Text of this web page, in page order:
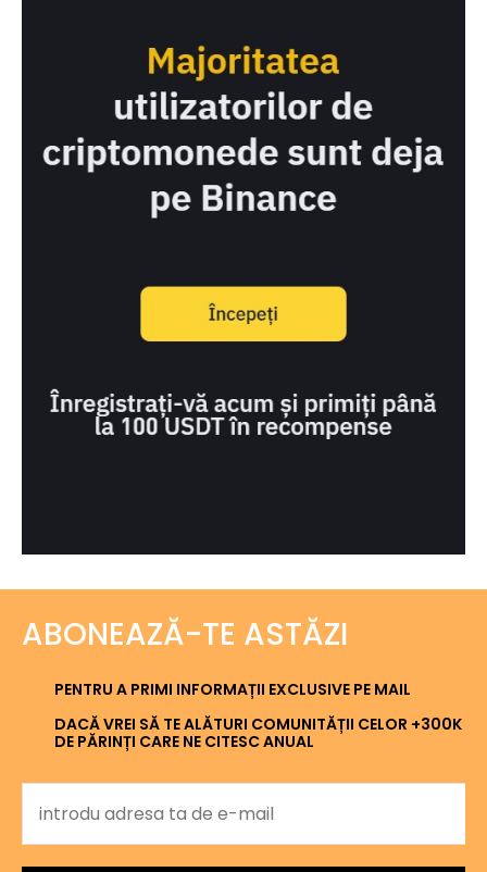
ABONEAZĂ-TE ASTĂZI
PENTRU A PRIMI INFORMAȚII EXCLUSIVE PE MAIL
DACĂ VREI SĂ TE ALĂTURI COMUNITĂȚII CELOR +300K
DE PĂRINȚI CARE NE CITESC ANUAL